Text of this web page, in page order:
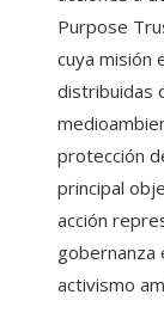
Purpose
cuya misión
distribuidas
protección
principal
acción
gobernanza
activismo